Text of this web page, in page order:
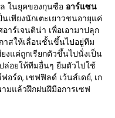
ในยุคของกุนซือ อาร์แซน
เพียงนักเตะเยาวชนอายุแค่
าร์เจนติน่า เพื่อเอามาปลุก
าสให้เลื่อนชั้นขึ้นไปอยู่ทีม
งแค่ถูกเรียกตัวขึ้นไปนั่งเป็น
ล่อยให้ทีมอื่นๆ ยืมตัวไปใช้
อร์ด, เชฟฟิลด์ เว้นส์เดย์, เก
มแล้วฝึกฝนฝีมือการเซฟ